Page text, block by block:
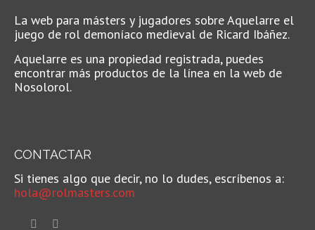
La web para másters y jugadores sobre Aquelarre el
juego de rol demoníaco medieval de Ricard Ibáñez.
Aquelarre es una propiedad registrada, puedes
encontrar más productos de la línea en la web de
Nosolorol.
CONTACTAR
Si tienes algo que decir, no lo dudes, escríbenos a:
hola@rolmasters.com